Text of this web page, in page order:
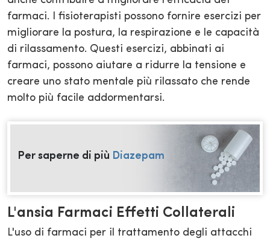
farmaci. I fisioterapisti possono fornire esercizi per
migliorare la postura, la respirazione e le capacità
di rilassamento. Questi esercizi, abbinati ai
farmaci, possono aiutare a ridurre la tensione e
creare uno stato mentale più rilassato che rende
molto più facile addormentarsi.
Per saperne di più Diazepam
L'ansia Farmaci Effetti Collaterali
L'uso di farmaci per il trattamento degli attacchi